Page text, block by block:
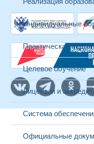
Индивидуальные
Практическая
Целевое обучение
Лицензии и
Система
Официальные